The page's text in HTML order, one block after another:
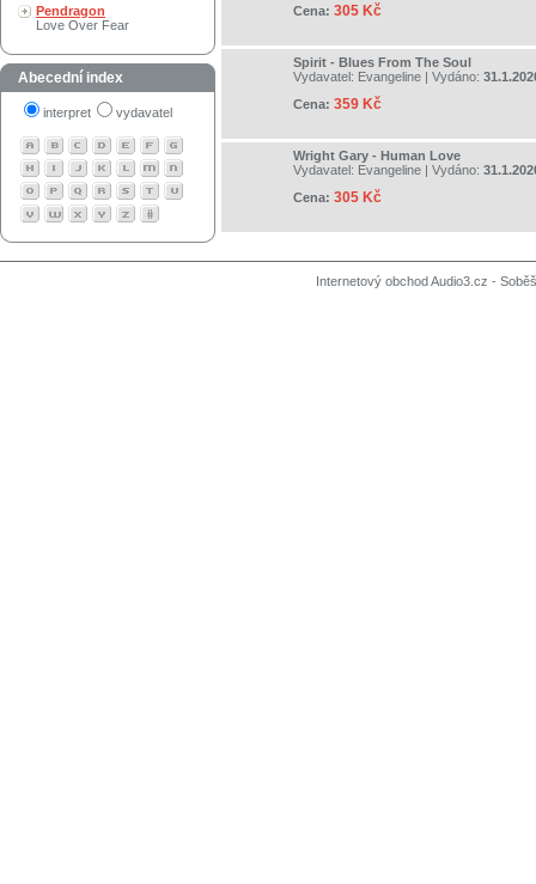
Pendragon
Love Over Fear
Abecední index
interpret vydavatel
Cena: 305 Kč
Spirit - Blues From The Soul
Vydavatel: Evangeline | Vydáno:
Cena: 359 Kč
Wright Gary - Human Love
Vydavatel: Evangeline | Vydáno:
Cena: 305 Kč
Internetový obchod Audio3.cz -